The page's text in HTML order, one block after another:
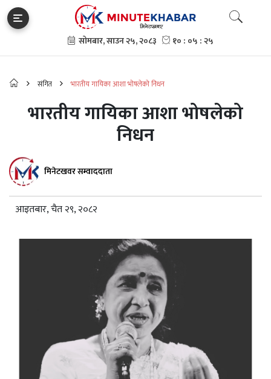
संगित भारतीय गायिका आशा भोषलेको निधन
भारतीय गायिका आशा भोषलेको
निधन
मिनेटखवर सम्वाददाता
आइतबार, चैत २९, २०८२